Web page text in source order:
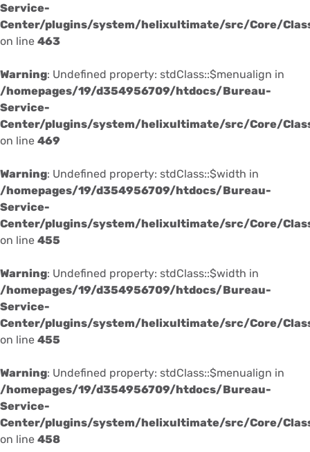
Service-
Center/plugins/system/helixultimate/src/Core/
on line 463
Warning: Undefined property: stdClass::$menualign in
/homepages/19/d354956709/htdocs/Bureau-
Service-
Center/plugins/system/helixultimate/src/Core/
on line 469
Warning: Undefined property: stdClass::$width in
/homepages/19/d354956709/htdocs/Bureau-
Service-
Center/plugins/system/helixultimate/src/Core/
on line 455
Warning: Undefined property: stdClass::$width in
/homepages/19/d354956709/htdocs/Bureau-
Service-
Center/plugins/system/helixultimate/src/Core/
on line 455
Warning: Undefined property: stdClass::$menualign in
/homepages/19/d354956709/htdocs/Bureau-
Service-
Center/plugins/system/helixultimate/src/Core/
on line 458